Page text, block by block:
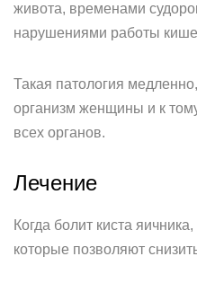
живота, временами
нарушениями работы
Такая патология
организм женщины и к
всех органов.
Лечение
Когда болит киста
которые позволяют